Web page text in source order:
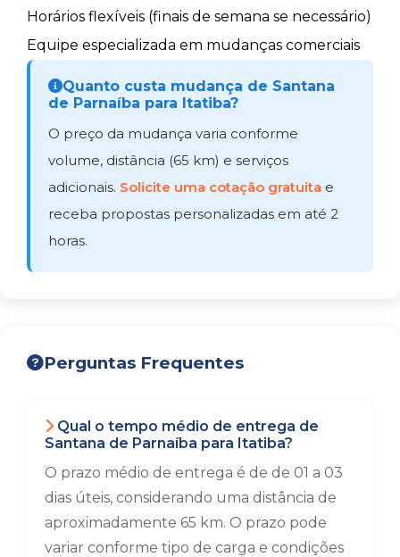
Horários flexíveis (finais de semana se necessário)
Equipe especializada em mudanças comerciais
Quanto custa mudança de Santana
de Parnaíba para Itatiba?
O preço da mudança varia conforme
volume, distância (65 km) e serviços
adicionais. Solicite uma cotação gratuita e
receba propostas personalizadas em até 2
horas.
Perguntas Frequentes
Qual o tempo médio de entrega de
Santana de Parnaíba para Itatiba?
O prazo médio de entrega é de de 01 a 03
dias úteis, considerando uma distância de
aproximadamente 65 km. O prazo pode
variar conforme tipo de carga e condições